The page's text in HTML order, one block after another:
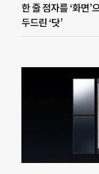
한 줄 점자를 ‘화면
두드린 ‘닷’